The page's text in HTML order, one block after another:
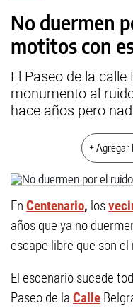
No duermen
motitos con
El Paseo de la
monumento al
hace años pero
+ Agregar
En Centenario, los
años que ya no
escape libre que son el
El escenario sucede
Paseo de la Calle